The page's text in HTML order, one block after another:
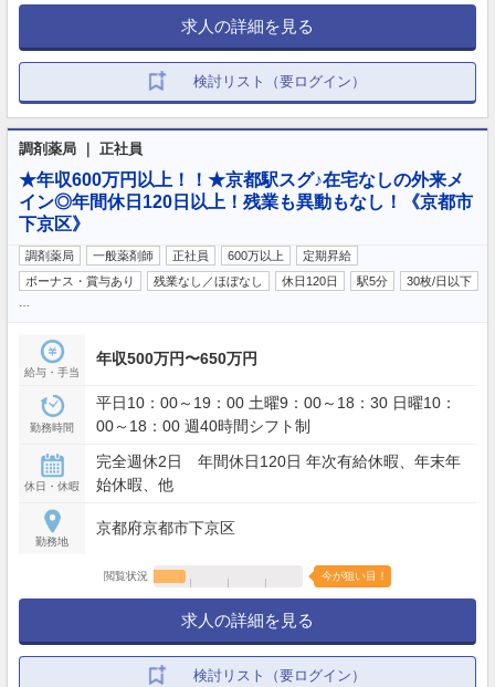
求人の詳細を見る
検討リスト（要ログイン）
調剤薬局 ｜ 正社員
★年収600万円以上！！★京都駅スグ♪在宅なしの外来メ
イン◎年間休日120日以上！残業も異動もなし！《京都市
下京区》
調剤薬局 一般薬剤師 正社員 600万以上
定期昇給
ボーナス・賞与あり
残業なし／ほぼなし 休日120日 駅5分 30枚/日以下
給与・手当
年収500万円〜650万円
勤務時間
平日10：00～19：00 土曜9：00～18：30 日曜10：
00～18：00 週40時間シフト制
休日・休暇
完全週休2日 年間休日120日 年次有給休暇、年末年
始休暇、他
勤務地
京都府京都市下京区
閲覧状況 今が狙い目！
求人の詳細を見る
検討リスト（要ログイン）